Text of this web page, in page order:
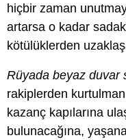
hiçbir zaman
artarsa o kadar
kötülüklerden
Rüyada beyaz duvar
rakiplerden
kazanç kapılarına
bulunacağına,